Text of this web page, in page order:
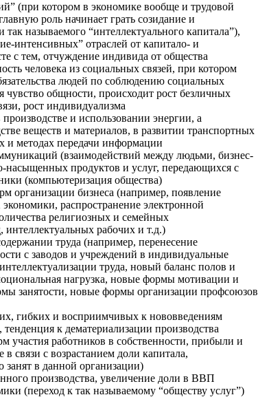
(при котором в экономике вообще и трудовой
роль начинает грать созидание и
называемого “интеллектуального капитала”),
интенсивных” отраслей от капитало- и
с тем, отчуждение индивида от общества
человека из социальных связей, при котором
людей по соблюдению социальных
чувство общности, происходит рост безличных
рост индивидуализма
и использовании энергии, а
веществ и материалов, в развитии транспортных
и методах передачи информации
(взаимодействий между людьми, бизнес-
продуктов и услуг, передающихся с
(компьютеризация общества)
организации бизнеса (например, появление
распространение электронной
религиозных и семейных
рабочих и т.д.)
труда (например, перенесение
с заводов и учреждений в индивидуальные
труда, новый баланс полов и
нагрузка, новые формы мотивации и
занятости, новые формы организации профсоюзов
гибких и восприимчивых к нововведениям
к дематериализации производства
участия работников в собственности, прибыли и
связи с возрастанием доли капитала,
занят в данной организации)
производства, увеличение доли в ВВП
(переход к так называемому “обществу услуг”)